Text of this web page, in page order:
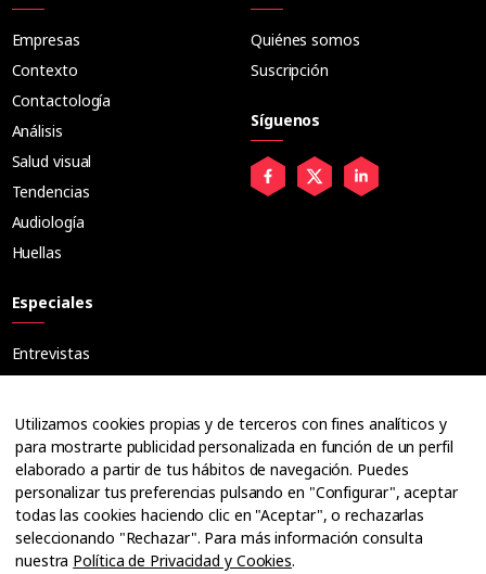
Empresas
Contexto
Contactología
Análisis
Salud visual
Tendencias
Audiología
Huellas
Especiales
Entrevistas
Ópticos
Cuadernos
Guías
Dossier
Anuarios
Ofertas de empleo
Quiénes somos
Suscripción
Síguenos
Utilizamos cookies propias y de terceros con fines analíticos y
para mostrarte publicidad personalizada en función de un perfil
elaborado a partir de tus hábitos de navegación. Puedes
personalizar tus preferencias pulsando en "Configurar", aceptar
todas las cookies haciendo clic en "Aceptar", o rechazarlas
seleccionando "Rechazar". Para más información consulta
nuestra Política de Privacidad y Cookies.